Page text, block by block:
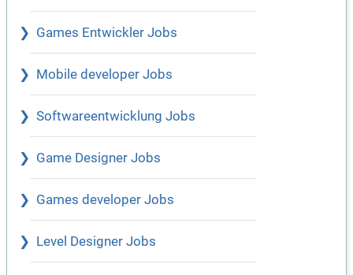
Games Entwickler Jobs
Mobile developer Jobs
Softwareentwicklung Jobs
Game Designer Jobs
Games developer Jobs
Level Designer Jobs